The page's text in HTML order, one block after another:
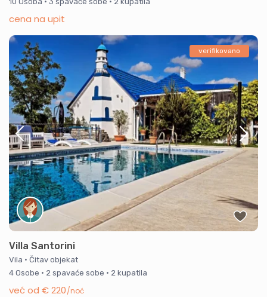
cena na upit
verifikovano
Villa Santorini
Vila · Čitav objekat
4 Osobe · 2 spavaće sobe · 2 kupatila
već od € 220/noć